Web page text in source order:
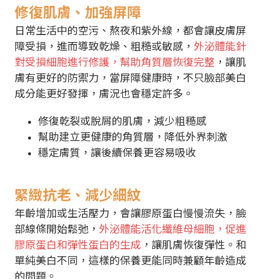
修復肌膚、加強屏障
日常生活中的空污、熬夜和紫外線，都會讓皮膚屏
障受損，進而導致乾燥、粗糙或敏感， 外泌體能針
對受損細胞進行修護，幫助角質層恢復完整 ，讓肌
膚有更好的防禦力，當屏障健康時，不只臉部美白
成分能更好發揮，膚況也會穩定許多。
修復乾裂或脫屑的肌膚，減少粗糙感
幫助建立更健康的角質層，降低外界刺激
穩定膚質，讓後續保養更容易吸收
緊緻抗老、減少細紋
年齡增加或生活壓力，會讓膠原蛋白慢慢流失，臉
部線條開始鬆弛， 外泌體能活化纖維母細胞，促進
膠原蛋白和彈性蛋白的生成 ，讓肌膚恢復彈性。和
單純美白不同，這樣的保養更能同時兼顧年齡造成
的問題。